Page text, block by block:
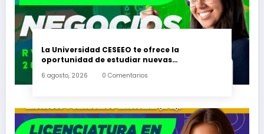
La Universidad CESEEO te ofrece la
oportunidad de estudiar nuevas
Escondido, Ixtepec y en la Matriz Juchitán.
6 agosto, 2026 0 Comentarios